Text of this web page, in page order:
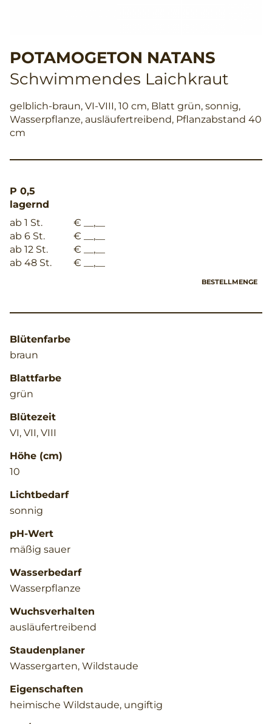
POTAMOGETON NATANS
Schwimmendes Laichkraut
gelblich-braun, VI-VIII, 10 cm, Blatt grün, sonnig,
Wasserpflanze, ausläufertreibend, Pflanzabstand 40
cm
P 0,5
lagernd
ab 1 St.
€ __,__
ab 6 St.
€ __,__
ab 12 St.
€ __,__
ab 48 St.
€ __,__
BESTELLMENGE
Blütenfarbe
braun
Blattfarbe
grün
Blütezeit
VI, VII, VIII
Höhe (cm)
10
Lichtbedarf
sonnig
pH-Wert
mäßig sauer
Wasserbedarf
Wasserpflanze
Wuchsverhalten
ausläufertreibend
Staudenplaner
Wassergarten, Wildstaude
Eigenschaften
heimische Wildstaude, ungiftig